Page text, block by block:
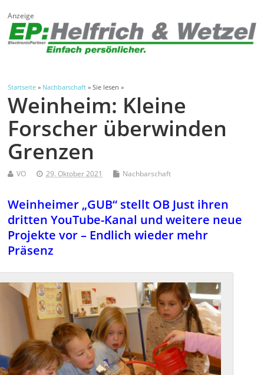
Anzeige
Startseite » Nachbarschaft » Sie lesen »
Weinheim: Kleine
Forscher überwinden
Grenzen
VO 29. Oktober 2021 Nachbarschaft
Weinheimer „GUB“ stellt OB Just ihren
dritten YouTube-Kanal und weitere neue
Projekte vor – Endlich wieder mehr
Präsenz